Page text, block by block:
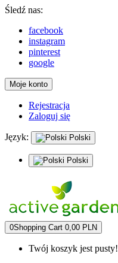
Śledź nas:
facebook
instagram
pinterest
google
Moje konto
Rejestracja
Zaloguj się
Język: Polski
Polski
0Shopping Cart 0,00 PLN
Twój koszyk jest pusty!